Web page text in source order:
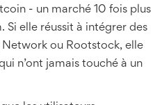
- un marché 10 fois plus
Si elle réussit à intégrer des
ou Rootstock, elle
n’ont jamais touché à un